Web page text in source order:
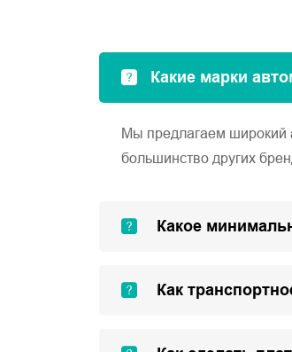
Какие марки
Мы предлагаем широкий
большинство других
Какое
Как